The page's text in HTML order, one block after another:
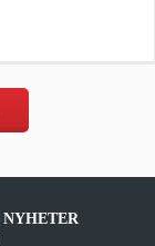
NYHETER